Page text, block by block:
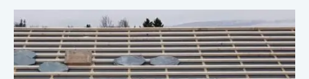
og rehabilitering / oppussing
Montering av kjøkken og garderober
Skifting av vinduer, dører og montering av
garasjeporter